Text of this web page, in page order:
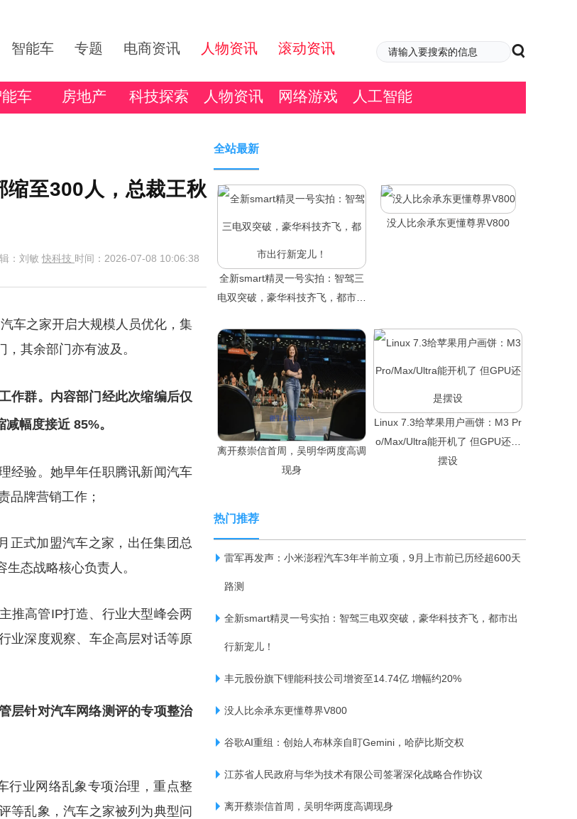
智能车 专题 电商资讯 人物资讯 滚动资讯
车 房地产 科技探索 人物资讯 网络游戏 人工智能
至300人，总裁王秋
：刘敏 快科技 时间：2026-07-08 10:06:38
车之家开启大规模人员优化，集
其余部门亦有波及。
作群。内容部门经此次缩编后仅
幅度接近 85%。
经验。她早年任职腾讯新闻汽车
品牌营销工作；
正式加盟汽车之家，出任集团总
态战略核心负责人。
推高管IP打造、行业大型峰会两
业深度观察、车企高层对话等原
层针对汽车网络测评的专项整治
行业网络乱象专项治理，重点整
等乱象，汽车之家被列为典型问
全站最新
全新smart精灵一号实拍：智驾三
电双突破，豪华科技齐飞，都市出
没人比余承东更懂尊界V800
离开蔡崇信首周，吴明华两度高调
现身
Linux 7.3给苹果用户画饼：M3 Pr
o/Max/Ultra能开机了 但GPU还是
摆设
热门推荐
雷军再发声：小米澎程汽车3年半前立项，9月上市前已历经超600天
路测
全新smart精灵一号实拍：智驾三电双突破，豪华科技齐飞，都市出
行新宠儿！
丰元股份旗下锂能科技公司增资至14.74亿 增幅约20%
没人比余承东更懂尊界V800
谷歌AI重组：创始人布林亲自盯Gemini，哈萨比斯交权
江苏省人民政府与华为技术有限公司签署深化战略合作协议
离开蔡崇信首周，吴明华两度高调现身